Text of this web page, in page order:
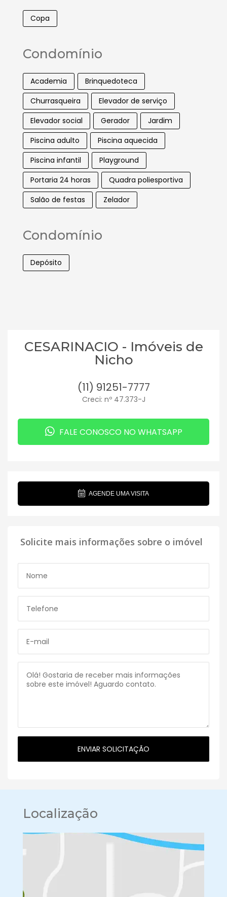
Copa
Condomínio
Academia
Brinquedoteca
Churrasqueira
Elevador de serviço
Elevador social
Gerador
Jardim
Piscina adulto
Piscina aquecida
Piscina infantil
Playground
Portaria 24 horas
Quadra poliesportiva
Salão de festas
Zelador
Condomínio
Depósito
CESARINACIO - Imóveis de
Nicho
(11) 91251-7777
Creci: nº 47.373-J
FALE CONOSCO NO WHATSAPP
AGENDE UMA VISITA
Solicite mais informações sobre o imóvel
Localização